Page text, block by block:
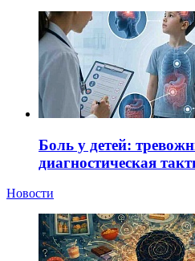
Боль у детей:
диагностическая
Новости